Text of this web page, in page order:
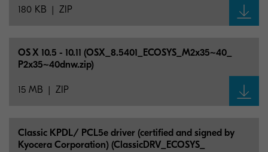
180 KB ZIP
OS X 10.5 - 10.11 (OSX_ 8.5401_ ECOSYS_ M2x35~40_
P2x35~40dnw.zip)
15 MB ZIP
Classic KPDL/ PCL5e driver (certified and signed by
Kyocera Corporation) (ClassicDRV_
ECOSYS_